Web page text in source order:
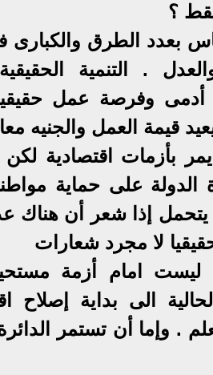
؟
بعدد الطرق والكبارى
. التنمية
وفرصة عمل حقيقية
قيمة العمل والجنيه معا
يمر بأزمات اقتصادية
على حماية
إذا شعر أن هناك
لا مجرد شعارات
ليست امام أزمة
الى بداية
. وإما أن تستمر